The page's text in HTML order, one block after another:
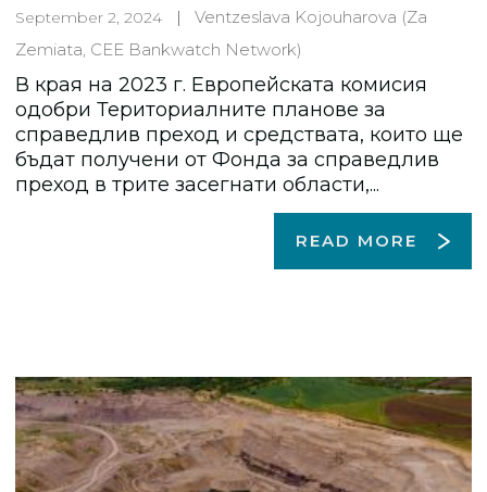
September 2, 2024 Ventzeslava Kojouharova (Za
Zemiata, CEE Bankwatch Network)
В края на 2023 г. Европейската комисия
одобри Териториалните планове за
справедлив преход и средствата, които ще
бъдат получени от Фонда за справедлив
преход в трите засегнати области,...
READ MORE